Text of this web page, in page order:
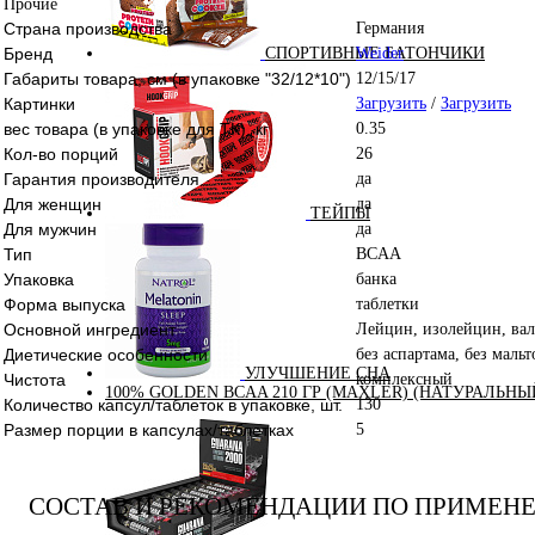
СПОРТИВНЫЕ БАТОНЧИКИ
ТЕЙПЫ
УЛУЧШЕНИЕ СНА
100% GOLDEN BCAA 210 ГР (MAXLER)
Прочие
Страна производства Германия
Бренд Weider
Габариты товара, см (в упаковке "32/12*10") 12/15/17
Картинки Загрузить / Загрузить
вес товара (в упаковке для ТК), кг 0.35
Кол-во порций 26
Гарантия производителя да
Для женщин да
Для мужчин да
Тип BCAA
Упаковка банка
Форма выпуска таблетки
Основной ингредиент Лейцин, изолейцин,
Диетические особенности без аспартама, без
Чистота комплексный
Количество капсул/таблеток в упаковке, шт. 130
Размер порции в капсулах/таблетках 5
СОСТАВ И РЕКОМЕНДАЦИИ ПО